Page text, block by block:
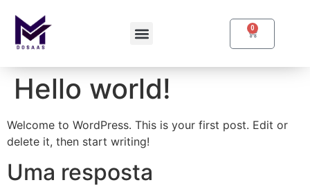
0
Hello world!
Welcome to WordPress. This is your first post. Edit or
delete it, then start writing!
Uma resposta